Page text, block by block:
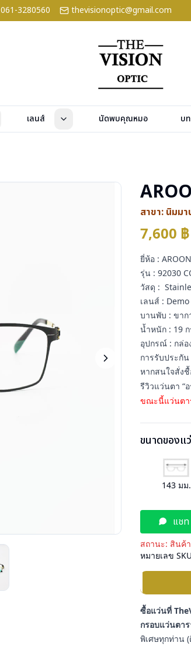
061-3280560 thevisionoptic@gmail.com
เลนส์ นัดพบคุณหมอ บ
สาขา: นิมมา
7,600 ฿
ยี่ห้อ :
รุ่น : 92030
วัสดุ :
เลนส์ :
บานพับ : ขาก
น้ำหนัก : 19
อุปกรณ์ : กล่อ
การรับประกัน
หากสนใจสั่ง
รีวิวแว่นตา “
ขณะนี้แว่นตา
ขนาดของแ
143 มม.
แช
สถานะ: สินค้
หมายเลข
ซื้อแว่นที่
กรอบแว่นตา
พิเศษทุกท่าน (